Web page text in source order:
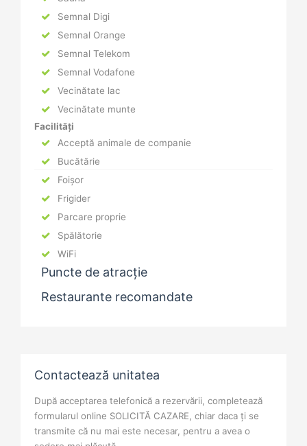
Semnal Digi
Semnal Orange
Semnal Telekom
Semnal Vodafone
Vecinătate lac
Vecinătate munte
Facilități
Acceptă animale de companie
Bucătărie
Foișor
Frigider
Parcare proprie
Spălătorie
WiFi
Puncte de atracție
Restaurante recomandate
Contactează unitatea
După acceptarea telefonică a rezervării, completează
formularul online SOLICITĂ CAZARE, chiar daca ți se
transmite că nu mai este necesar, pentru a avea o